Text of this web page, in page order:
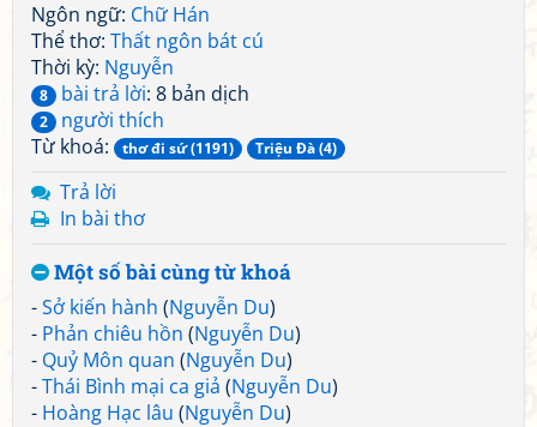
Ngôn ngữ: Chữ Hán
Thể thơ: Thất ngôn bát cú
Thời kỳ: Nguyễn
8 bài trả lời: 8 bản dịch
2
người thích
Từ khoá:
thơ đi sứ (1191) Triệu Đà (4)
Trả lời
In bài thơ
Một số bài cùng từ khoá
-Sở kiến hành (Nguyễn Du)
- Phản chiêu hồn (Nguyễn Du)
- Quỷ Môn quan (Nguyễn Du)
-Thái Bình mại ca giả (Nguyễn Du)
- Hoàng Hạc lâu (Nguyễn Du)